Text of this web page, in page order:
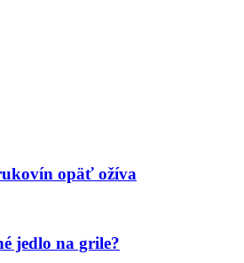
opäť ožíva
jedlo na grile?